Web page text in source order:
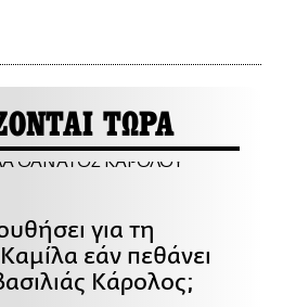
ΤΩΡΑ
για τη
εάν πεθάνει
Κάρολος;